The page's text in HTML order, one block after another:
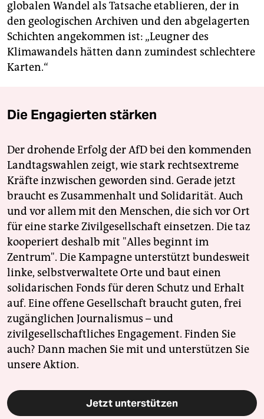
globalen Wandel als Tatsache etablieren, der in
den geologischen Archiven und den abgelagerten
Schichten angekommen ist: „Leugner des
Klimawandels hätten dann zumindest schlechtere
Karten.“
Die Engagierten stärken
Der drohende Erfolg der AfD bei den kommenden
Landtagswahlen zeigt, wie stark rechtsextreme
Kräfte inzwischen geworden sind. Gerade jetzt
braucht es Zusammenhalt und Solidarität. Auch
und vor allem mit den Menschen, die sich vor Ort
für eine starke Zivilgesellschaft einsetzen. Die taz
kooperiert deshalb mit "Alles beginnt im
Zentrum". Die Kampagne unterstützt bundesweit
linke, selbstverwaltete Orte und baut einen
solidarischen Fonds für deren Schutz und Erhalt
auf. Eine offene Gesellschaft braucht guten, frei
zugänglichen Journalismus – und
zivilgesellschaftliches Engagement. Finden Sie
auch? Dann machen Sie mit und unterstützen Sie
unsere Aktion.
Jetzt unterstützen